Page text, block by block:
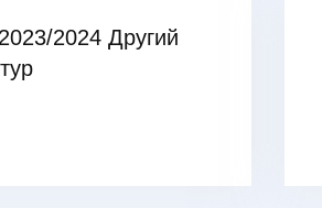
2024 Другий